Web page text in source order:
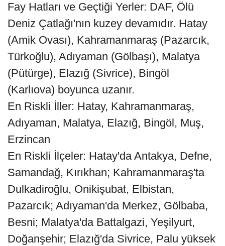
Fay Hatları ve Geçtiği Yerler: DAF, Ölü
Deniz Çatlağı'nın kuzey devamıdır. Hatay
(Amik Ovası), Kahramanmaraş (Pazarcık,
Türkoğlu), Adıyaman (Gölbaşı), Malatya
(Pütürge), Elazığ (Sivrice), Bingöl
(Karlıova) boyunca uzanır.
En Riskli İller: Hatay, Kahramanmaraş,
Adıyaman, Malatya, Elazığ, Bingöl, Muş,
Erzincan
En Riskli İlçeler: Hatay'da Antakya, Defne,
Samandağ, Kırıkhan; Kahramanmaraş'ta
Dulkadiroğlu, Onikişubat, Elbistan,
Pazarcık; Adıyaman'da Merkez, Gölbaba,
Besni; Malatya'da Battalgazi, Yeşilyurt,
Doğanşehir; Elazığ'da Sivrice, Palu yüksek